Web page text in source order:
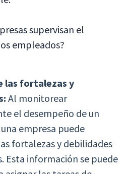
supervisan el
empleados?
las fortalezas y
Al monitorear
el desempeño de un
empresa puede
fortalezas y debilidades
Esta información se puede